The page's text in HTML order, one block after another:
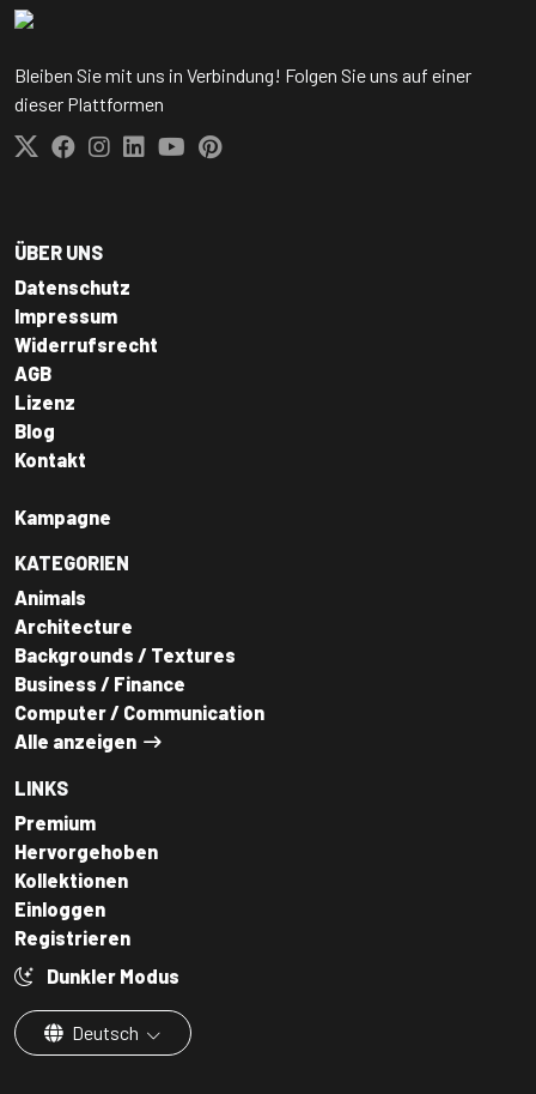
Bleiben Sie mit uns in Verbindung! Folgen Sie uns auf einer
dieser Plattformen
ÜBER UNS
Datenschutz
Impressum
Widerrufsrecht
AGB
Lizenz
Blog
Kontakt
Kampagne
KATEGORIEN
Animals
Architecture
Backgrounds / Textures
Business / Finance
Computer / Communication
Alle anzeigen
LINKS
Premium
Hervorgehoben
Kollektionen
Einloggen
Registrieren
Dunkler Modus
Deutsch